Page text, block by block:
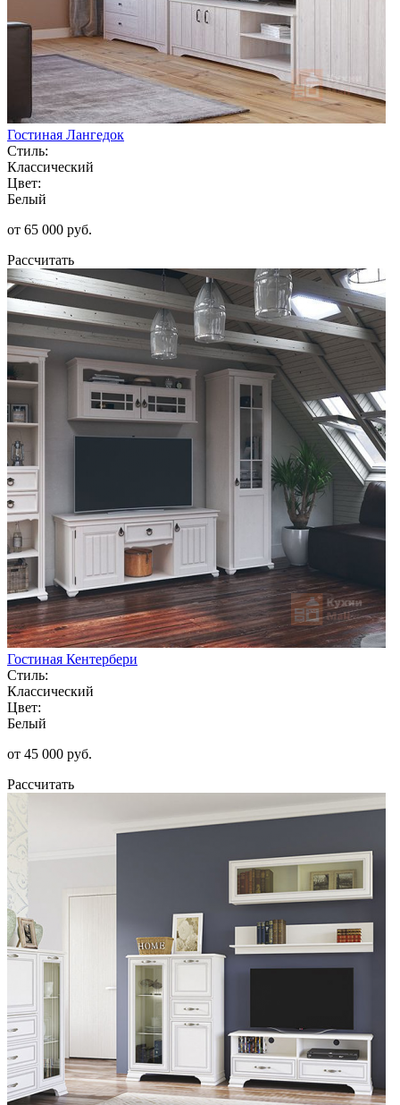
Гостиная Лангедок
Стиль:
Классический
Цвет:
Белый
от 65 000 руб.
Рассчитать
Гостиная Кентербери
Стиль:
Классический
Цвет:
Белый
от 45 000 руб.
Рассчитать